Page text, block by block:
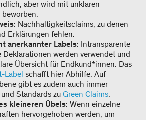
aber wird mit unklaren
: Nachhaltigkeitsclaims, zu denen
Erklärungen fehlen.
anerkannter Labels: Intransparente
Deklarationen werden verwendet und
Übersicht für Endkund*innen. Das
Label schafft hier Abhilfe. Auf
gibt es zudem auch immer
Standards zu Green Claims.
kleineren Übels: Wenn einzelne
hervorgehoben werden, um